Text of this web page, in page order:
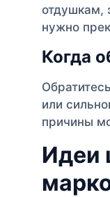
отдушкам,
нужно
Когда
или
причины
Идеи